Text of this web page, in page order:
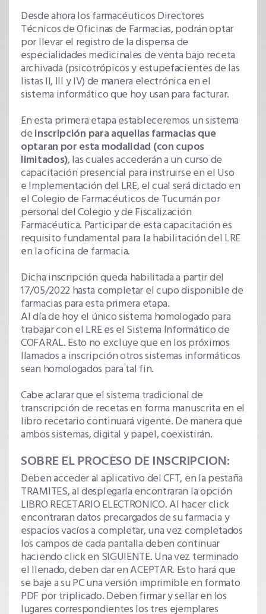
Desde ahora los farmacéuticos Directores
Técnicos de Oficinas de Farmacias, podrán optar
por llevar el registro de la dispensa de
especialidades medicinales de venta bajo receta
archivada (psicotrópicos y estupefacientes de las
listas II, III y IV) de manera electrónica en el
sistema informático que hoy usan para facturar.
En esta primera etapa estableceremos un sistema
deinscripción para aquellas farmacias que
optaran por esta modalidad (con cupos
limitados), las cuales accederán a un curso de
capacitación presencial para instruirse en el Uso
e Implementación del LRE, el cual será dictado en
el Colegio de Farmacéuticos de Tucumán por
personal del Colegio y de Fiscalización
Farmacéutica. Participar de esta capacitación es
requisito fundamental para la habilitación del LRE
en la oficina de farmacia.
Dicha inscripción queda habilitada a partir del
17/05/2022 hasta completar el cupo disponible de
farmacias para esta primera etapa.
Al día de hoy el único sistema homologado para
trabajar con el LRE es el Sistema Informático de
COFARAL. Esto no excluye que en los próximos
llamados a inscripción otros sistemas informáticos
sean homologados para tal fin.
Cabe aclarar que el sistema tradicional de
transcripción de recetas en forma manuscrita en el
libro recetario continuará vigente. De manera que
ambos sistemas, digital y papel, coexistirán.
SOBRE EL PROCESO DE INSCRIPCION:
Deben acceder al aplicativo del CFT, en la pestaña
TRAMITES, al desplegarla encontraran la opción
LIBRO RECETARIO ELECTRONICO. Al hacer click
encontraran datos precargados de su farmacia y
espacios vacíos a completar, una vez completados
los campos de cada pantalla deben continuar
haciendo click en SIGUIENTE. Una vez terminado
el llenado, deben dar en ACEPTAR. Esto hará que
se baje a su PC una versión imprimible en formato
PDF por triplicado. Deben firmar y sellar en los
lugares correspondientes los tres ejemplares